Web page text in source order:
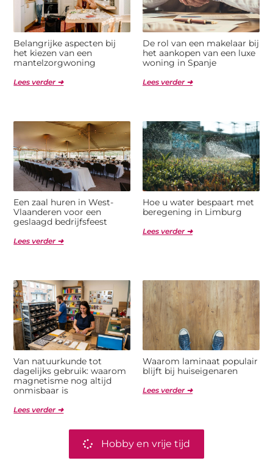
Belangrijke aspecten bij
het kiezen van een
mantelzorgwoning
Lees verder ➜
De rol van een makelaar bij
het aankopen van een luxe
woning in Spanje
Lees verder ➜
Een zaal huren in West-
Vlaanderen voor een
geslaagd bedrijfsfeest
Lees verder ➜
Hoe u water bespaart met
beregening in Limburg
Lees verder ➜
Van natuurkunde tot
dagelijks gebruik: waarom
magnetisme nog altijd
onmisbaar is
Lees verder ➜
Waarom laminaat populair
blijft bij huiseigenaren
Lees verder ➜
Hobby en vrije tijd